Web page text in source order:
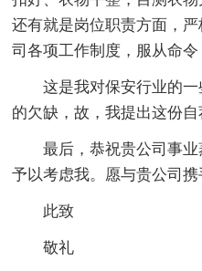
还有就是岗位职责方面，
司各项工作制度，服从命令
这是我对保安行业的
的欠缺，故，我提出这份自
最后，恭祝贵公司事
予以考虑我。愿与贵公司
此致
敬礼